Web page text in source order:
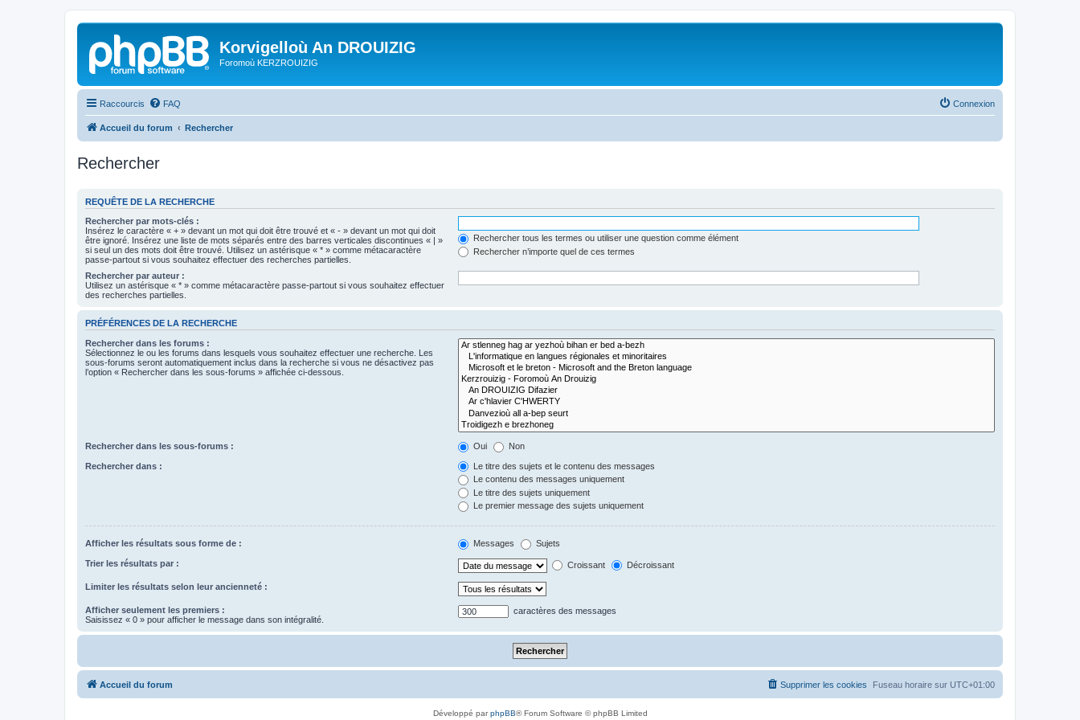
Korvigelloù An DROUIZIG
Foromoù KERZROUIZIG
Raccourcis FAQ Connexion
Accueil du forum Rechercher
Rechercher
REQUÊTE DE LA RECHERCHE
Rechercher par mots-clés :
Insérez le caractère « + » devant un mot qui doit être trouvé et « - » devant un mot qui doit
être ignoré. Insérez une liste de mots séparés entre des barres verticales discontinues « | »
si seul un des mots doit être trouvé. Utilisez un astérisque « * » comme métacaractère
passe-partout si vous souhaitez effectuer des recherches partielles.
Rechercher tous les termes ou utiliser une question comme élément
Rechercher n’importe quel de ces termes
Rechercher par auteur :
Utilisez un astérisque « * » comme métacaractère passe-partout si vous souhaitez effectuer
des recherches partielles.
PRÉFÉRENCES DE LA RECHERCHE
Rechercher dans les forums :
Sélectionnez le ou les forums dans lesquels vous souhaitez effectuer une recherche. Les
sous-forums seront automatiquement inclus dans la recherche si vous ne désactivez pas
l’option « Rechercher dans les sous-forums » affichée ci-dessous.
Rechercher dans les sous-forums : Oui Non
Rechercher dans :
Le titre des sujets et le contenu des messages
Le contenu des messages uniquement
Le titre des sujets uniquement
Le premier message des sujets uniquement
Afficher les résultats sous forme de : Messages Sujets
Trier les résultats par : Croissant Décroissant
Limiter les résultats selon leur ancienneté :
Afficher seulement les premiers :
Saisissez « 0 » pour afficher le message dans son intégralité.
caractères des messages
Accueil du forum Fuseau horaire sur UTC+01:00
Supprimer les cookies
Développé parphpBB® Forum Software © phpBB Limited